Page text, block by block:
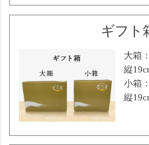
ギフト
大箱：
縦
小箱：
縦